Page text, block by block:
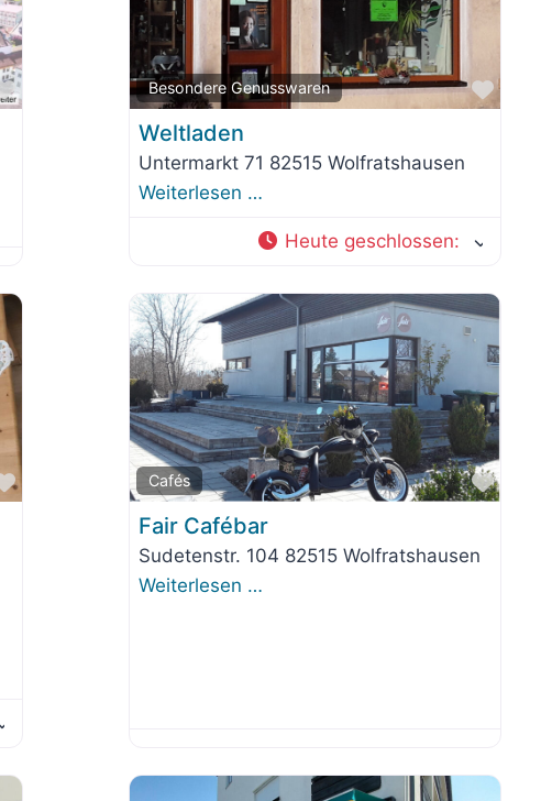
Favorit
Besondere Genusswaren
Weltladen
Untermarkt 71 82515 Wolfratshausen
Weiterlesen …
Heute geschlossen:
Favorit
Cafés
Fair Cafébar
Sudetenstr. 104 82515 Wolfratshausen
Weiterlesen …